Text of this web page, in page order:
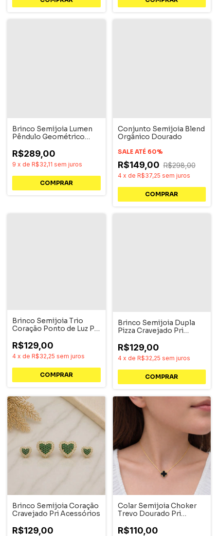
Brinco Semijoia Lumen
Pêndulo Geométrico
R$289,00
9 x de R$32,11 sem juros
COMPRAR
Conjunto Semijoia Blend
Orgânico Dourado
SALE ATÉ 60%
R$149,00 R$298,00
4 x de R$37,25 sem juros
COMPRAR
Brinco Semijoia Trio
Coração Ponto de Luz Pri
R$129,00
4 x de R$32,25 sem juros
COMPRAR
Brinco Semijoia Dupla
Pizza Cravejado Pri
R$129,00
4 x de R$32,25 sem juros
COMPRAR
Brinco Semijoia Coração
Cravejado Pri Acessórios
R$129,00
Colar Semijoia Choker
Trevo Dourado Pri
R$110,00